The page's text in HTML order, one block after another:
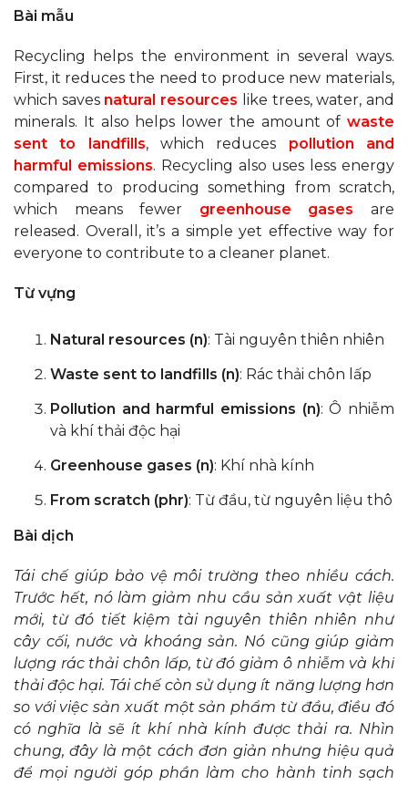
Bài mẫu
Recycling helps the environment in several ways.
First, it reduces the need to produce new materials,
which saves natural resources like trees, water, and
minerals. It also helps lower the amount of waste
sent to landfills, which reduces pollution and
harmful emissions. Recycling also uses less energy
compared to producing something from scratch,
which means fewer greenhouse gases are
released. Overall, it’s a simple yet effective way for
everyone to contribute to a cleaner planet.
Từ vựng
Natural resources (n): Tài nguyên thiên nhiên
Waste sent to landfills (n): Rác thải chôn lấp
Pollution and harmful emissions (n): Ô nhiễm
và khí thải độc hại
Greenhouse gases (n): Khí nhà kính
From scratch (phr): Từ đầu, từ nguyên liệu thô
Bài dịch
Tái chế giúp bảo vệ môi trường theo nhiều cách.
Trước hết, nó làm giảm nhu cầu sản xuất vật liệu
mới, từ đó tiết kiệm tài nguyên thiên nhiên như
cây cối, nước và khoáng sản. Nó cũng giúp giảm
lượng rác thải chôn lấp, từ đó giảm ô nhiễm và khí
thải độc hại. Tái chế còn sử dụng ít năng lượng hơn
so với việc sản xuất một sản phẩm từ đầu, điều đó
có nghĩa là sẽ ít khí nhà kính được thải ra. Nhìn
chung, đây là một cách đơn giản nhưng hiệu quả
để mọi người góp phần làm cho hành tinh sạch